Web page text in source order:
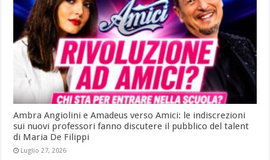
Ambra Angiolini e Amadeus verso Amici: le indiscrezioni
sui nuovi professori fanno discutere il pubblico del talent
di Maria De Filippi
Luglio 27, 2026